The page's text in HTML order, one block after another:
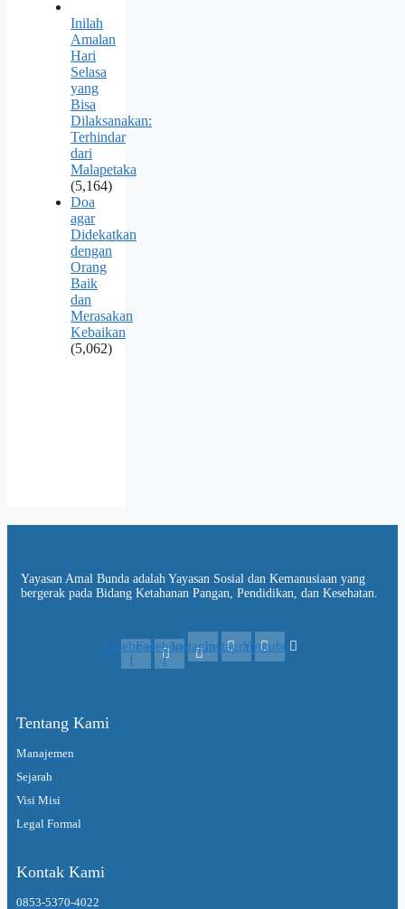
Inilah
Amalan
Hari
Selasa
yang
Bisa
Dilaksanakan:
Terhindar
dari
Malapetaka
(5,164)
Doa
agar
Didekatkan
dengan
Orang
Baik
dan
Merasakan
Kebaikan
(5,062)
Yayasan Amal Bunda adalah Yayasan Sosial dan Kemanusiaan yang
bergerak pada Bidang Ketahanan Pangan, Pendidikan, dan Kesehatan.
Facebook-
f
Facebook-
f
InstagramInstagramYoutube
Tentang Kami
Manajemen
Sejarah
Visi Misi
Legal Formal
Kontak Kami
0853-5370-4022